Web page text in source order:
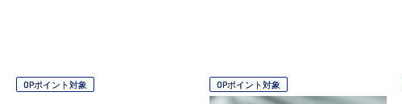
OPポイント対象 OPポイント対象